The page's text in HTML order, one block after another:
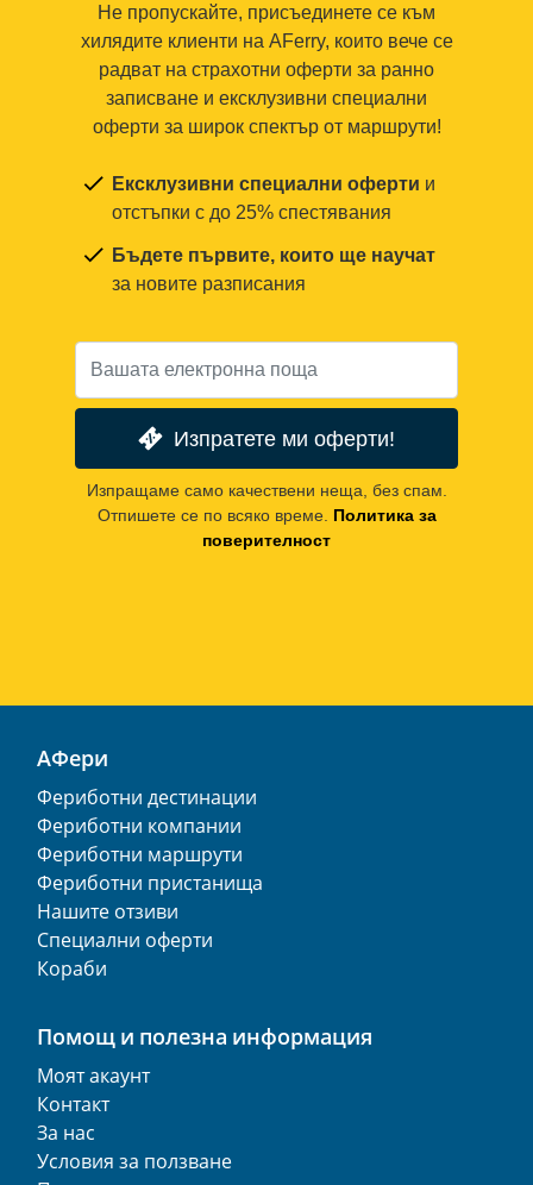
Не пропускайте, присъединете се към
хилядите клиенти на AFerry, които вече се
радват на страхотни оферти за ранно
записване и ексклузивни специални
оферти за широк спектър от маршрути!
Ексклузивни специални оферти и
отстъпки с до 25% спестявания
Бъдете първите, които ще научат
за новите разписания
Изпратете ми оферти!
Изпращаме само качествени неща, без спам.
Отпишете се по всяко време. Политика за
поверителност
АФери
Фериботни дестинации
Фериботни компании
Фериботни маршрути
Фериботни пристанища
Нашите отзиви
Специални оферти
Кораби
Помощ и полезна информация
Моят акаунт
Контакт
За нас
Условия за ползване